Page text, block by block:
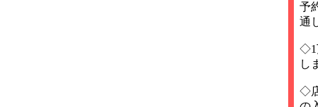
予
通
◇1
し
◇